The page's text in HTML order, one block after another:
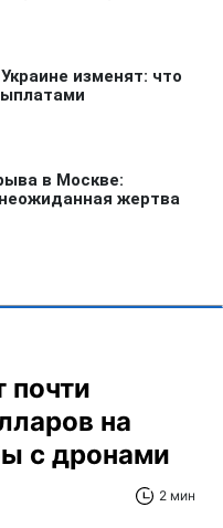
почти
на
с дронами
2 мин